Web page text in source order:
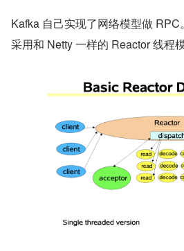
Kafka 自己实现了网络模型做 RPC
采用和 Netty 一样的 Reactor 线程模